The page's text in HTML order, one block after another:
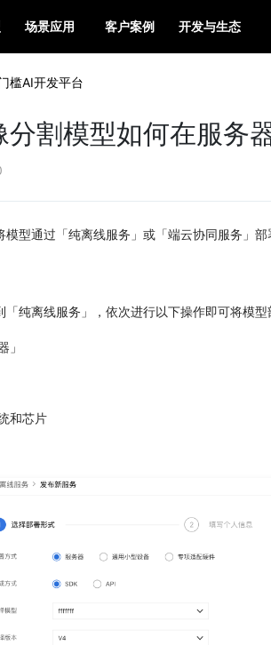
场景应用 客户案例 开发与生态
槛AI开发平台
分割模型如何在服务
型通过「纯离线服务」或「端云协同服务」部
纯离线服务」，依次进行以下操作即可将模型
」
和芯片